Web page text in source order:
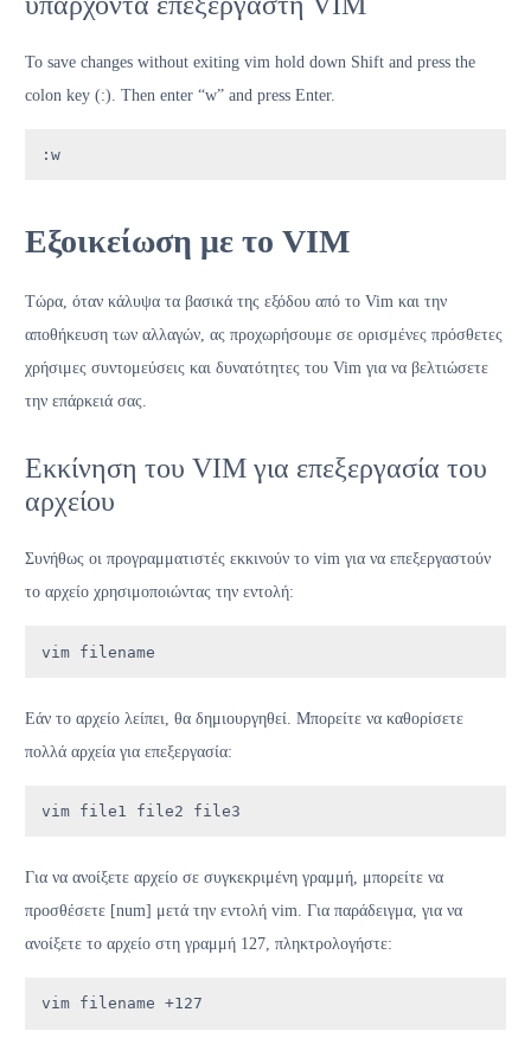
To save changes without exiting vim hold down Shift and press the
colon key (:). Then enter “w” and press Enter.
:w
Εξοικείωση με το VIM
Τώρα, όταν κάλυψα τα βασικά της εξόδου από το Vim και την
αποθήκευση των αλλαγών, ας προχωρήσουμε σε ορισμένες πρόσθετες
χρήσιμες συντομεύσεις και δυνατότητες του Vim για να βελτιώσετε
την επάρκειά σας.
Εκκίνηση του VIM για επεξεργασία του
αρχείου
Συνήθως οι προγραμματιστές εκκινούν το vim για να επεξεργαστούν
το αρχείο χρησιμοποιώντας την εντολή:
vim filename
Εάν το αρχείο λείπει, θα δημιουργηθεί. Μπορείτε να καθορίσετε
πολλά αρχεία για επεξεργασία:
vim file1 file2 file3
Για να ανοίξετε αρχείο σε συγκεκριμένη γραμμή, μπορείτε να
προσθέσετε [num] μετά την εντολή vim. Για παράδειγμα, για να
ανοίξετε το αρχείο στη γραμμή 127, πληκτρολογήστε:
vim filename +127